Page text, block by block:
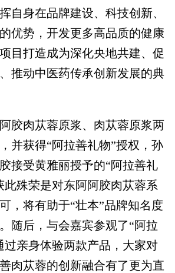
自身在品牌建设、科技创新、
优势，开发更多高品质的健康
目打造成为深化央地共建、促
推动中医药传承创新发展的典
肉苁蓉原浆、肉苁蓉原浆两
并获得“阿拉善礼物”授权，孙
接受黄雅丽授予的“阿拉善礼
此殊荣是对东阿阿胶肉苁蓉系
，将有助于“壮本”品牌知名度
随后，与会嘉宾参观了“阿拉
过亲身体验两款产品，大家对
肉苁蓉的创新融合有了更为直